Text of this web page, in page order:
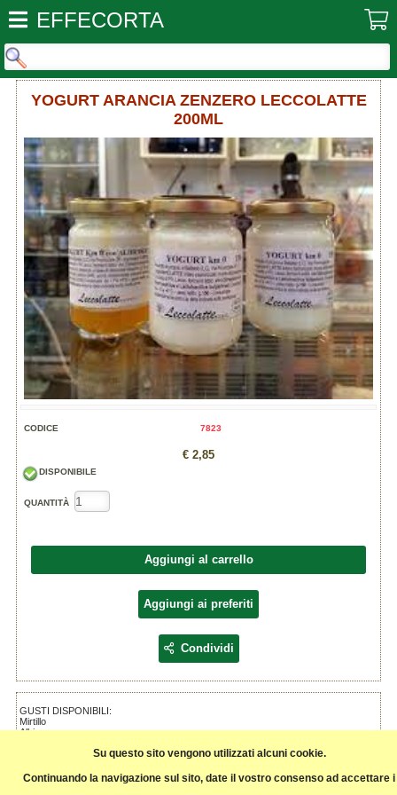
Su questo sito vengono utilizzati alcuni cookie.
Continuando la navigazione sul sito, date il vostro consenso ad accettare i
EFFECORTA
YOGURT ARANCIA ZENZERO LECCOLATTE
200ML
CODICE 7823
€ 2,85
DISPONIBILE
QUANTITÀ
Aggiungi al carrello
Aggiungi ai preferiti
Condividi
GUSTI DISPONIBILI:
Mirtillo
Albicocca
Pistacchio
Lamponi